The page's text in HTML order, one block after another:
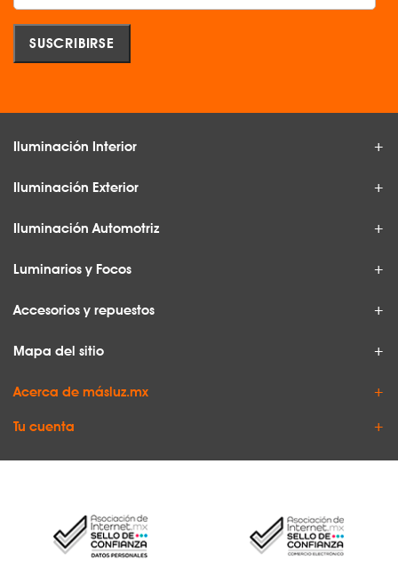
Iluminación Interior
Iluminación Exterior
Iluminación Automotriz
Luminarios y Focos
Accesorios y repuestos
Mapa del sitio
Acerca de másluz.mx
Tu cuenta